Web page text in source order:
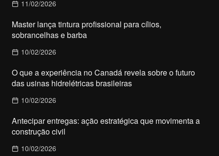
11/02/2026
Master lança tintura profissional para cílios,
sobrancelhas e barba
10/02/2026
O que a experiência no Canadá revela sobre o futuro
das usinas hidrelétricas brasileiras
10/02/2026
Antecipar entregas: ação estratégica que movimenta a
construção civil
10/02/2026